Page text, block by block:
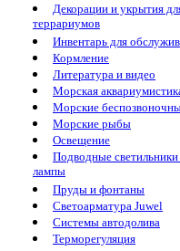
Декорации и укрытия
террариумов
Инвентарь для
Кормление
Литература и видео
Морская
Морские
Морские рыбы
Освещение
Подводные
лампы
Пруды и фонтаны
Светоарматура Juwel
Системы автодолива
Терморегуляция